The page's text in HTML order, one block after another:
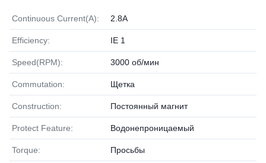
Continuous Current(A): 2.8A
Efficiency: IE 1
Speed(RPM): 3000 об/мин
Commutation: Щетка
Construction: Постоянный магнит
Protect Feature: Водонепроницаемый
Torque: Просьбы